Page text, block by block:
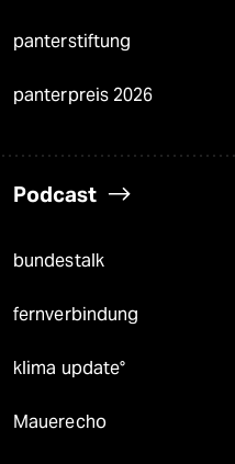
panterstiftung
panterpreis 2026
Podcast
bundestalk
fernverbindung
klima update°
Mauerecho